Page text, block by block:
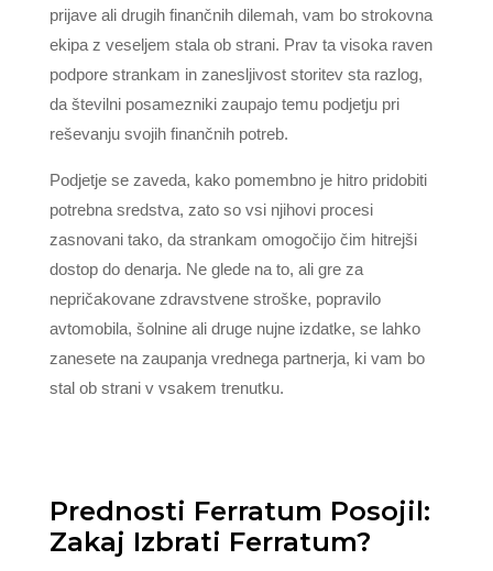
prijave ali drugih finančnih dilemah, vam bo strokovna
ekipa z veseljem stala ob strani. Prav ta visoka raven
podpore strankam in zanesljivost storitev sta razlog,
da številni posamezniki zaupajo temu podjetju pri
reševanju svojih finančnih potreb.
Podjetje se zaveda, kako pomembno je hitro pridobiti
potrebna sredstva, zato so vsi njihovi procesi
zasnovani tako, da strankam omogočijo čim hitrejši
dostop do denarja. Ne glede na to, ali gre za
nepričakovane zdravstvene stroške, popravilo
avtomobila, šolnine ali druge nujne izdatke, se lahko
zanesete na zaupanja vrednega partnerja, ki vam bo
stal ob strani v vsakem trenutku.
Prednosti Ferratum Posojil:
Zakaj Izbrati Ferratum?